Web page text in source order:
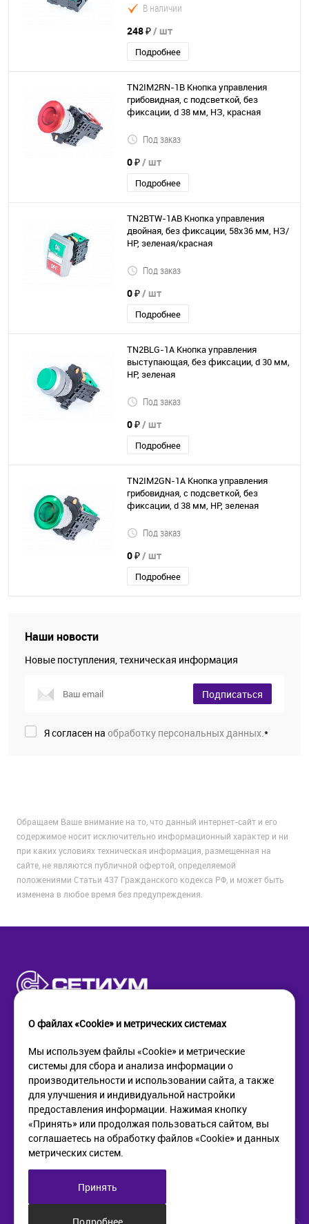
В наличии
248 ₽/ шт
Подробнее
TN2IM2RN-1B Кнопка управления
грибовидная, с подсветкой, без
фиксации, d 38 мм, НЗ, красная
Под заказ
0 ₽/ шт
Подробнее
TN2BTW-1AB Кнопка управления
двойная, без фиксации, 58х36 мм, НЗ/
НР, зеленая/красная
Под заказ
0 ₽/ шт
Подробнее
TN2BLG-1A Кнопка управления
выступающая, без фиксации, d 30 мм,
НР, зеленая
Под заказ
0 ₽/ шт
Подробнее
TN2IM2GN-1A Кнопка управления
грибовидная, с подсветкой, без
фиксации, d 38 мм, НР, зеленая
Под заказ
0 ₽/ шт
Подробнее
Наши новости
Новые поступления, техническая информация
Подписаться
Я согласен на обработку персональных данных.*
Обращаем Ваше внимание на то, что данный интернет-сайт и его
содержимое носит исключительно информационный характер и ни
при каких условиях техническая информация, размещенная на
сайте, не являются публичной офертой, определяемой
положениями Статьи 437 Гражданского кодекса РФ, и может быть
изменена в любое время без предупреждения.
КОМПАНИЯ
О компании
Новости
Контакты
ПОМОЩЬ
Как купить
Доставка
Возврат
ИНФОРМАЦИЯ
Политика в отношении
обработки персональных
web@setium.ru
Малый пр. П.С., д 84-86
О файлах «Cookie» и метрических системах
Мы используем файлы «Cookie» и метрические
системы для сбора и анализа информации о
производительности и использовании сайта, а также
для улучшения и индивидуальной настройки
предоставления информации. Нажимая кнопку
«Принять» или продолжая пользоваться сайтом, вы
соглашаетесь на обработку файлов «Cookie» и данных
метрических систем.
Принять